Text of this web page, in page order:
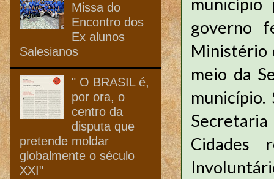
governo
Ministério
meio da
Secretaria
Cidades
Missa do
Encontro dos
Ex alunos
Salesianos
" O BRASIL é,
por ora, o
centro da
disputa que
pretende moldar
globalmente o século
XXI"